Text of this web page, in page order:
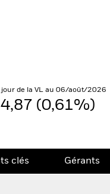
de la VL au 06/août/2026
(0,61%)
clés Gérants